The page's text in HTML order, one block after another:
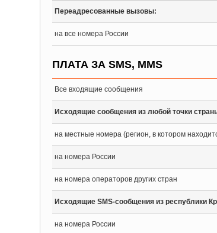
Переадресованные вызовы:
на все номера России
ПЛАТА ЗА SMS, MMS
Все входящие сообщения
Исходящие сообщения из любой точки
на местные номера (регион, в котором
на номера России
на номера операторов других стран
Исходящие SMS-сообщения из республики
на номера России